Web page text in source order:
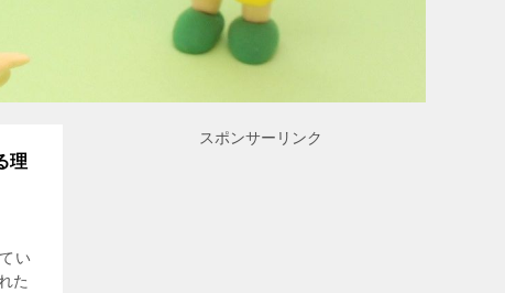
理
い
た
スポンサーリンク